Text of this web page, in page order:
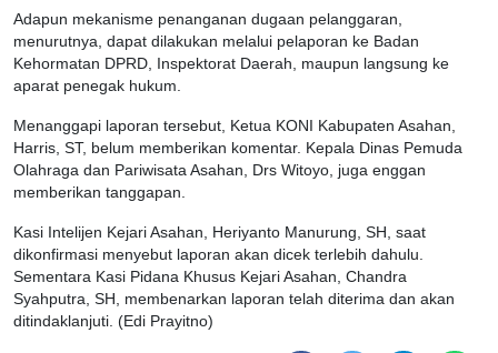
Adapun mekanisme penanganan dugaan pelanggaran,
menurutnya, dapat dilakukan melalui pelaporan ke Badan
Kehormatan DPRD, Inspektorat Daerah, maupun langsung ke
aparat penegak hukum.
Menanggapi laporan tersebut, Ketua KONI Kabupaten Asahan,
Harris, ST, belum memberikan komentar. Kepala Dinas Pemuda
Olahraga dan Pariwisata Asahan, Drs Witoyo, juga enggan
memberikan tanggapan.
Kasi Intelijen Kejari Asahan, Heriyanto Manurung, SH, saat
dikonfirmasi menyebut laporan akan dicek terlebih dahulu.
Sementara Kasi Pidana Khusus Kejari Asahan, Chandra
Syahputra, SH, membenarkan laporan telah diterima dan akan
ditindaklanjuti. (Edi Prayitno)